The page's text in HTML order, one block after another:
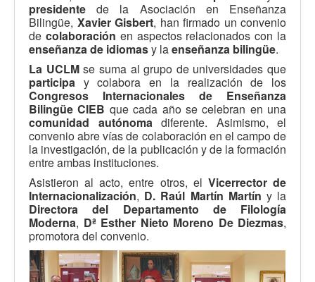
presidente de la Asociación en Enseñanza
Bilingüe, Xavier Gisbert, han firmado un convenio
de colaboración en aspectos relacionados con la
enseñanza de idiomasy laenseñanza bilingüe.
La UCLMse suma al grupo de universidades que
participa y colabora en la realización de los
Congresos Internacionales de Enseñanza
Bilingüe CIEB que cada año se celebran en una
comunidad autónomadiferente. Asimismo, el
convenio abre vías de colaboración en el campo de
la investigación, de la publicación y de la formación
entre ambas instituciones.
Asistieron al acto, entre otros, el Vicerrector de
Internacionalización, D. Raúl Martín Martín y la
Directora del Departamento de Filología
Moderna, Dª Esther Nieto Moreno De Diezmas,
promotora del convenio.